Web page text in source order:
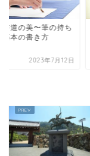
で楽しむおうち時
週末にできるオンラ
2026年6月5日